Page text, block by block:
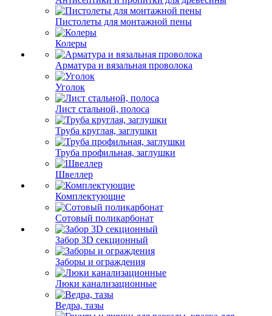
Пистолеты для монтажной пены
Колеры
Арматура и вязальная проволока
Уголок
Лист стальной, полоса
Труба круглая, заглушки
Труба профильная, заглушки
Швеллер
Комплектующие
Сотовый поликарбонат
Забор 3D секционный
Заборы и ограждения
Люки канализационные
Ведра, тазы